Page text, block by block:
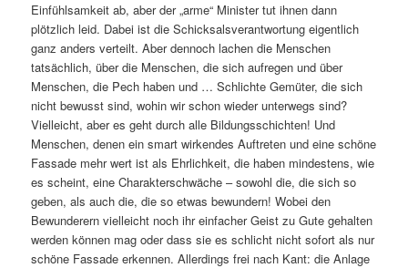
Einfühlsamkeit ab, aber der „arme“ Minister tut ihnen dann
plötzlich leid. Dabei ist die Schicksalsverantwortung eigentlich
ganz anders verteilt. Aber dennoch lachen die Menschen
tatsächlich, über die Menschen, die sich aufregen und über
Menschen, die Pech haben und … Schlichte Gemüter, die sich
nicht bewusst sind, wohin wir schon wieder unterwegs sind?
Vielleicht, aber es geht durch alle Bildungsschichten! Und
Menschen, denen ein smart wirkendes Auftreten und eine schöne
Fassade mehr wert ist als Ehrlichkeit, die haben mindestens, wie
es scheint, eine Charakterschwäche – sowohl die, die sich so
geben, als auch die, die so etwas bewundern! Wobei den
Bewunderern vielleicht noch ihr einfacher Geist zu Gute gehalten
werden können mag oder dass sie es schlicht nicht sofort als nur
schöne Fassade erkennen. Allerdings frei nach Kant: die Anlage